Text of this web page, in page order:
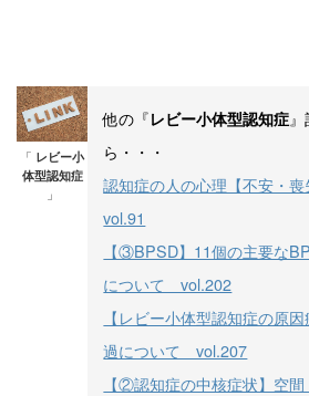
「 レビー小
体型認知症
」
他の『レビー小体型認知症
ら・・・
認知症の人の心理【不安・喪
vol.91
【③BPSD】11個の主要な
について vol.202
【レビー小体型認知症の原
過について vol.207
【②認知症の中核症状】空